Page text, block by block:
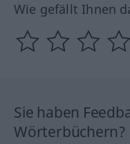
Wie gefällt Ihnen
Sie haben
Wörterbüchern?